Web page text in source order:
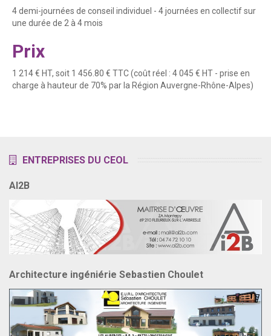
4 demi-journées de conseil individuel - 4 journées en collectif sur
une durée de 2 à 4 mois
Prix
1 214 € HT, soit 1 456.80 € TTC (coût réel : 4 045 € HT - prise en
charge à hauteur de 70% par la Région Auvergne-Rhône-Alpes)
ENTREPRISES DU CEOL
AI2B
Architecture ingéniérie Sebastien Choulet